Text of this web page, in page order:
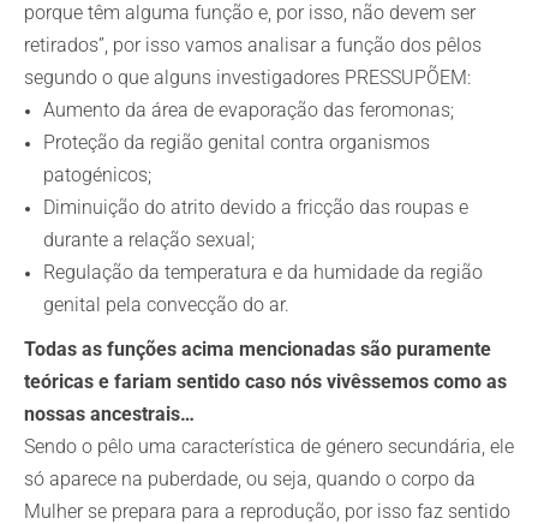
porque têm alguma função e, por isso, não devem ser
retirados”, por isso vamos analisar a função dos pêlos
segundo o que alguns investigadores PRESSUPÕEM:
Aumento da área de evaporação das feromonas;
Proteção da região genital contra organismos
patogénicos;
Diminuição do atrito devido a fricção das roupas e
durante a relação sexual;
Regulação da temperatura e da humidade da região
genital pela convecção do ar.
Todas as funções acima mencionadas são puramente
teóricas e fariam sentido caso nós vivêssemos como as
nossas ancestrais…
Sendo o pêlo uma característica de género secundária, ele
só aparece na puberdade, ou seja, quando o corpo da
Mulher se prepara para a reprodução, por isso faz sentido